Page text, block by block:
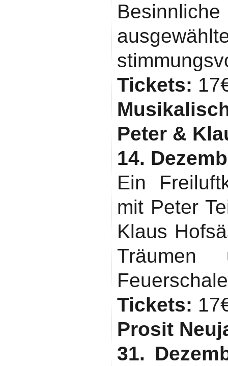
Tickets:
Peter &
14.
Ein
mit Peter
Klaus
Tickets:
Prosit
31.